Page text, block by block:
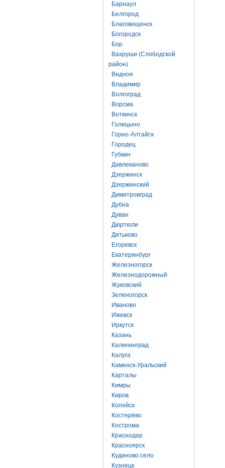
Барнаул
Белгород
Благовещенск
Богородск
Бор
Вахруши (Слободской
район)
Видное
Владимир
Волгоград
Ворсма
Воткинск
Голицыно
Горно-Алтайск
Городец
Губкин
Давлеканово
Дзержинск
Дзержинский
Димитровград
Дубна
Дуван
Дюртюли
Дятьково
Егоревск
Екатеринбург
Железногорск
Железнодорожный
Жуковский
Зеленогорск
Иваново
Ижевск
Иркутск
Казань
Калининград
Калуга
Каменск-Уральский
Карталы
Кимры
Киров
Копейск
Костерёво
Кострома
Краснодар
Красноярск
Кудиново село
Кузнецк